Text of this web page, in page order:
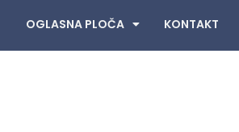
OGLASNA PLOČA KONTAKT